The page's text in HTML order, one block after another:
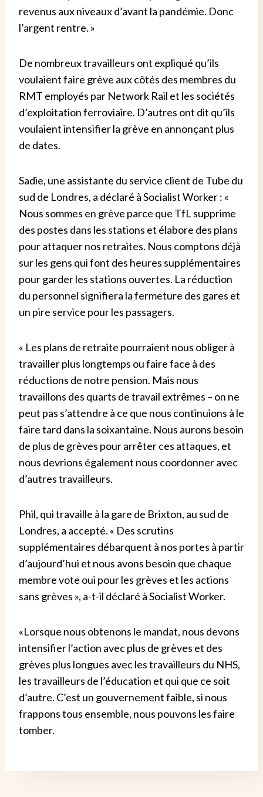
revenus aux niveaux d’avant la pandémie. Donc
l’argent rentre. »
De nombreux travailleurs ont expliqué qu’ils
voulaient faire grève aux côtés des membres du
RMT employés par Network Rail et les sociétés
d’exploitation ferroviaire. D’autres ont dit qu’ils
voulaient intensifier la grève en annonçant plus
de dates.
Sadie, une assistante du service client de Tube du
sud de Londres, a déclaré à Socialist Worker : «
Nous sommes en grève parce que TfL supprime
des postes dans les stations et élabore des plans
pour attaquer nos retraites. Nous comptons déjà
sur les gens qui font des heures supplémentaires
pour garder les stations ouvertes. La réduction
du personnel signifiera la fermeture des gares et
un pire service pour les passagers.
« Les plans de retraite pourraient nous obliger à
travailler plus longtemps ou faire face à des
réductions de notre pension. Mais nous
travaillons des quarts de travail extrêmes – on ne
peut pas s’attendre à ce que nous continuions à le
faire tard dans la soixantaine. Nous aurons besoin
de plus de grèves pour arrêter ces attaques, et
nous devrions également nous coordonner avec
d’autres travailleurs.
Phil, qui travaille à la gare de Brixton, au sud de
Londres, a accepté. « Des scrutins
supplémentaires débarquent à nos portes à partir
d’aujourd’hui et nous avons besoin que chaque
membre vote oui pour les grèves et les actions
sans grèves », a-t-il déclaré à Socialist Worker.
«Lorsque nous obtenons le mandat, nous devons
intensifier l’action avec plus de grèves et des
grèves plus longues avec les travailleurs du NHS,
les travailleurs de l’éducation et qui que ce soit
d’autre. C’est un gouvernement faible, si nous
frappons tous ensemble, nous pouvons les faire
tomber.